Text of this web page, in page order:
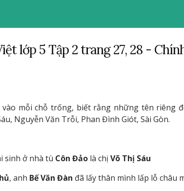
lớp 5 Tập 2 trang 27, 28 -
mỗi chỗ trống, biết rằng những tên riêng
Nguyễn Văn Trỗi, Phan Đình Giót, Sài Gòn.
sinh ở nhà tù Côn Đảo là chịVõ Thị Sáu
, anh Bế Văn Đàn đã lấy thân mình lấp lỗ châu